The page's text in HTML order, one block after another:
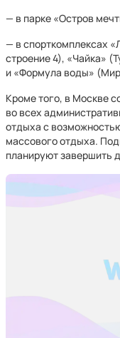
— в парке «Остров
— в спорткомплексах
строение 4), «Чайка»
и «Формула воды»
Кроме того, в Москве
во всех
отдыха с
массового отдыха.
планируют завершить